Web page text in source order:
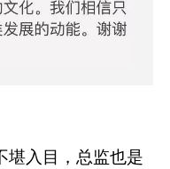
堪入目，总监也是